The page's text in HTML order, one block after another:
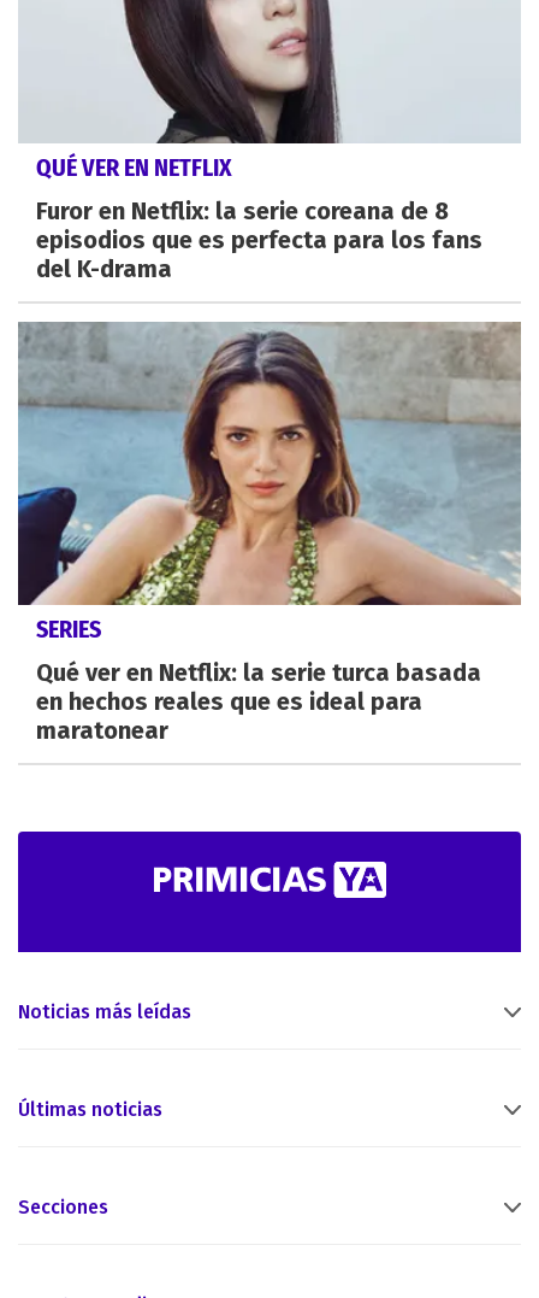
QUÉ VER EN NETFLIX
Furor en Netflix: la serie coreana de 8
episodios que es perfecta para los fans
del K-drama
SERIES
Qué ver en Netflix: la serie turca basada
en hechos reales que es ideal para
maratonear
Noticias más leídas
Últimas noticias
Secciones